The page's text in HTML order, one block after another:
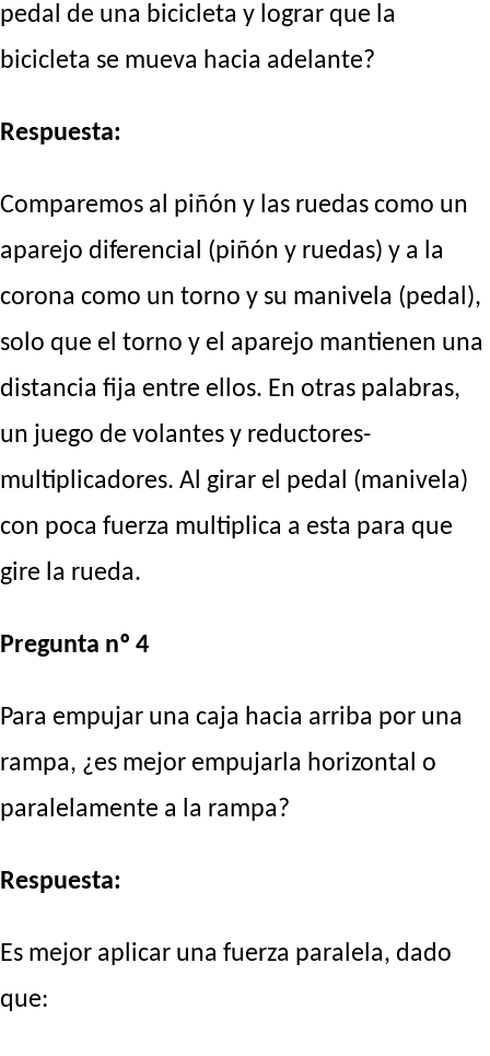
pedal de una bicicleta y lograr que la
bicicleta se mueva hacia adelante?
Respuesta:
Comparemos al piñón y las ruedas como un
aparejo diferencial (piñón y ruedas) y a la
corona como un torno y su manivela (pedal),
solo que el torno y el aparejo mantienen una
distancia fija entre ellos. En otras palabras,
un juego de volantes y reductores-
multiplicadores. Al girar el pedal (manivela)
con poca fuerza multiplica a esta para que
gire la rueda.
Pregunta nº 4
Para empujar una caja hacia arriba por una
rampa, ¿es mejor empujarla horizontal o
paralelamente a la rampa?
Respuesta:
Es mejor aplicar una fuerza paralela, dado
que: